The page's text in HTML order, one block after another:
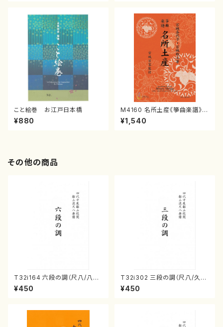
こと絵巻 お江戸日本橋
¥880
M4160 名所土産《箏曲楽譜》
（箏/宮城喜代子・宮城数江著・
宮城宗家監修/箏曲古典楽譜）
¥1,540
その他の商品
T32i164 六段の調（尺八/八橋
検校/楽譜）都山流公刊楽譜曲
番:1016
¥450
T32i302 三段の調（尺八/久本
玄智/楽譜）都山no:2003
¥450